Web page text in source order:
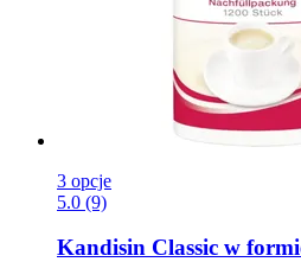
3 opcje
5.0 (9)
Kandisin Classic w